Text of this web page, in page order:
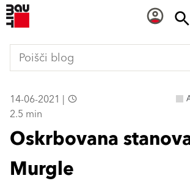
14-06-2021 |
2.5 min
Oskrbovana
Murgle